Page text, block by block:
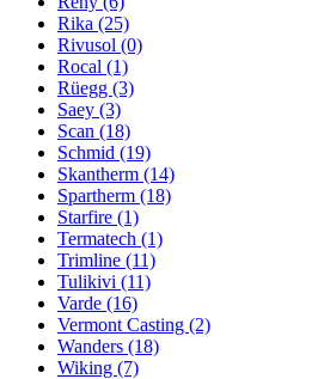
Rika (25)
Rivusol (0)
Rocal (1)
Rüegg (3)
Saey (3)
Scan (18)
Schmid (19)
Skantherm (14)
Spartherm (18)
Starfire (1)
Termatech (1)
Trimline (11)
Tulikivi (11)
Varde (16)
Vermont Casting (2)
Wanders (18)
Wiking (7)